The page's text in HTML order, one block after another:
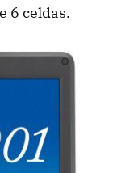
6 celdas.